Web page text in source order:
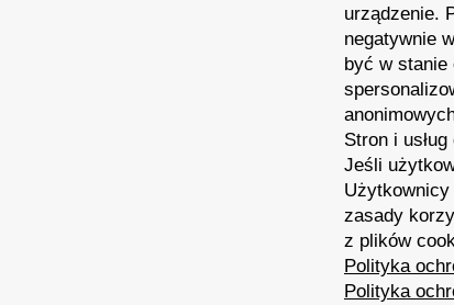
urządzenie.
negatywnie
być w stanie
Stron i
Jeśli
zasady
z plików
Polityka
Polityka